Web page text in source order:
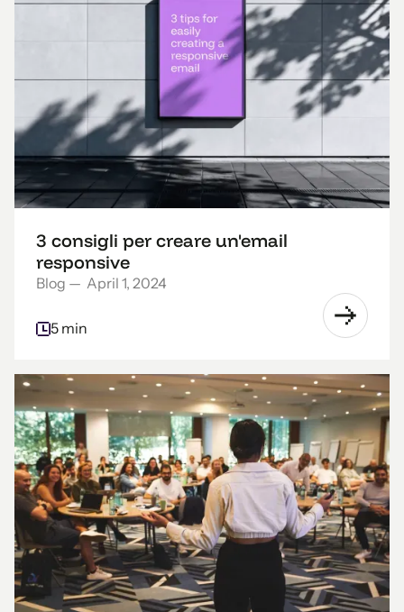
3 consigli per creare un'email
responsive
Blog — April 1, 2024
5 min